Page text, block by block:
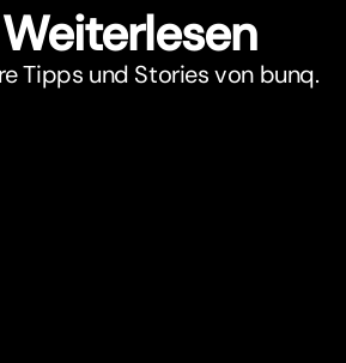
Tipps und Stories von bunq.